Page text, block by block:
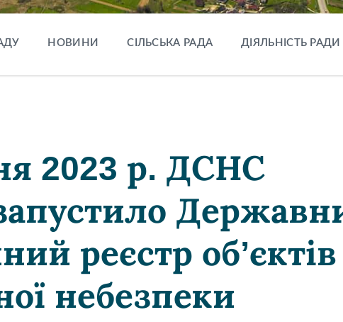
НОВИНИ СІЛЬСЬКА РАДА ДІЯЛЬНІСТЬ РАДИ
2023 р. ДСНС
реєстр об’єктів
небезпеки